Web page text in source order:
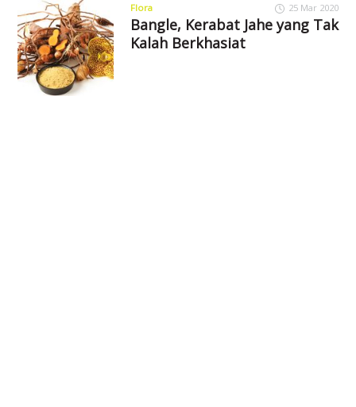
Flora 25 Mar 2020
Bangle, Kerabat Jahe yang Tak
Kalah Berkhasiat